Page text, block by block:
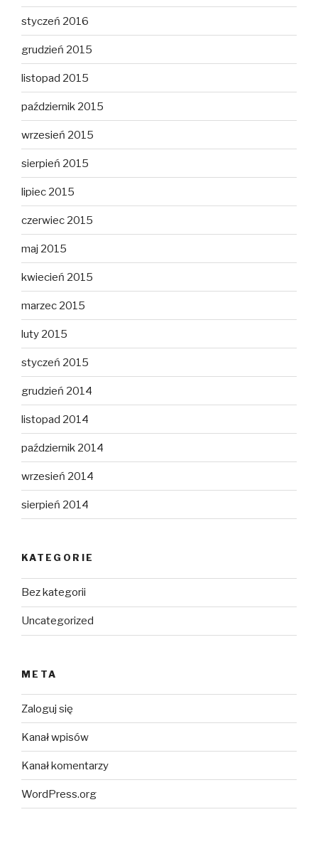
styczeń 2016
grudzień 2015
listopad 2015
październik 2015
wrzesień 2015
sierpień 2015
lipiec 2015
czerwiec 2015
maj 2015
kwiecień 2015
marzec 2015
luty 2015
styczeń 2015
grudzień 2014
listopad 2014
październik 2014
wrzesień 2014
sierpień 2014
KATEGORIE
Bez kategorii
Uncategorized
META
Zaloguj się
Kanał wpisów
Kanał komentarzy
WordPress.org